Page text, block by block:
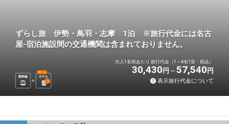
ずらし旅 伊勢・鳥羽・志摩 1泊 ※旅行代金には名古
屋-宿泊施設間の交通機関は含まれておりません。
新幹線 ホテル
選べる
1 泊
大人1名様あたり 旅行代金（1～4名1室・税込）
30,430 円 57,540 円
表示旅行代金について